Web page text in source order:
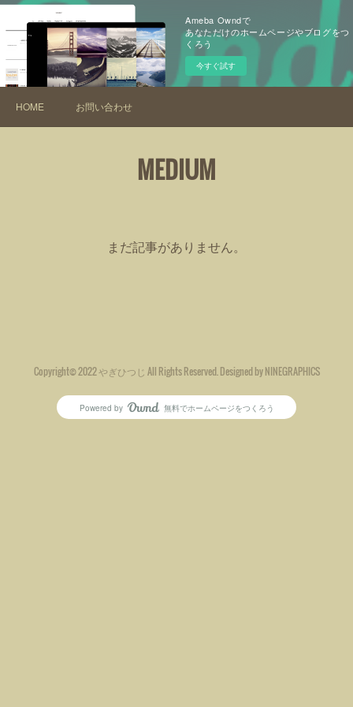
Ameba Owndで
あなただけのホームページやブログをつ
くろう
今すぐ試す
HOME お問い合わせ
MEDIUM
まだ記事がありません。
Copyright© 2022 やぎひつじ All Rights Reserved. Designed by NINEGRAPHICS
Powered by AmebaOwnd
無料でホームページをつくろう